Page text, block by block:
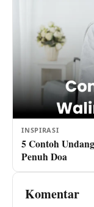
INSPIRASI
5 Contoh
Penuh Doa
Komentar